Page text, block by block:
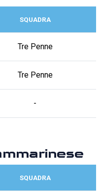
SQUADRA
Tre Penne
Tre Penne
-
SQUADRA